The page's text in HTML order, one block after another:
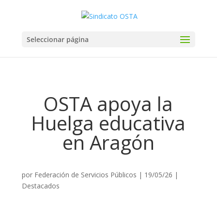
Seleccionar página
OSTA apoya la
Huelga educativa
en Aragón
por Federación de Servicios Públicos | 19/05/26 |
Destacados